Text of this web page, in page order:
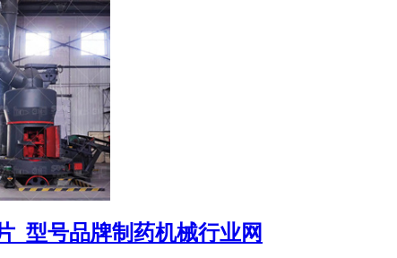
_型号品牌制药机械行业网